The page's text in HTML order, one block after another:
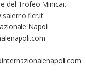
del Trofeo Minicar.
Napoli